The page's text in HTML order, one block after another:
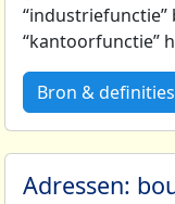
“kantoorfunctie”
Bron & definities
Adressen: